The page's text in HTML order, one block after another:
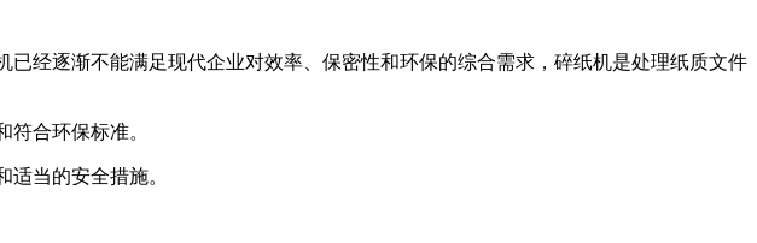
经逐渐不能满足现代企业对效率、保密性和环保的综合需求，碎纸机是处理纸质文件
合环保标准。
当的安全措施。